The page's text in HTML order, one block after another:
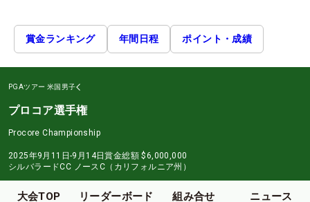
賞金ランキング 年間日程 ポイント・成績
PGAツアー 米国男子
プロコア選手権
Procore Championship
2025年9月11日-9月14日賞金総額 $6,000,000
シルバラードCC ノースC（カリフォルニア州）
大会TOP リーダーボード 組み合せ ニュース